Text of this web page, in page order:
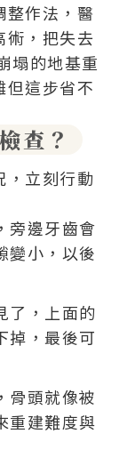
整作法，醫
術，把失去
塌的地基重
但這步省不
查？
，立刻行動
旁邊牙齒會
變小，以後
了，上面的
掉，最後可
骨頭就像被
重建難度與